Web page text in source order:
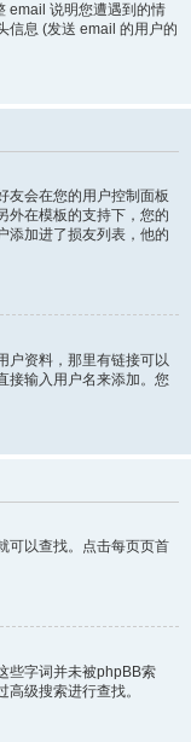
email 说明您遭遇到的情
信息 (发送 email 的用户的
友会在您的用户控制面板
外在模板的支持下，您的
添加进了损友列表，他的
户资料，那里有链接可以
接输入用户名来添加。您
可以查找。点击每页页首
些字词并未被phpBB索
级搜索进行查找。